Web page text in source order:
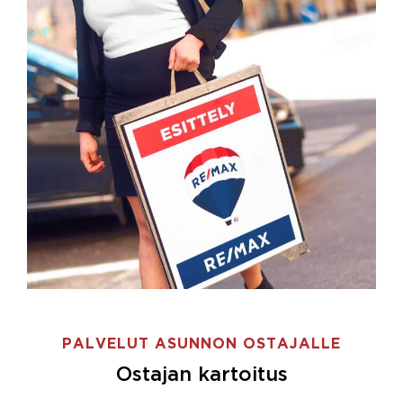
PALVELUT ASUNNON OSTAJALLE
Ostajan kartoitus